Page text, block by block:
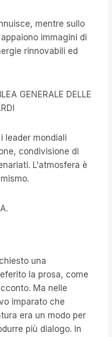
mentre sullo
immagini di
rinnovabili ed
GENERALE DELLE
leader mondiali
condivisione di
L'atmosfera è
una
la prosa, come
Ma nelle
imparato che
era un modo per
più dialogo. In